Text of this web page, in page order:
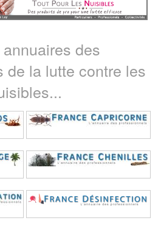
des
de la lutte contre les